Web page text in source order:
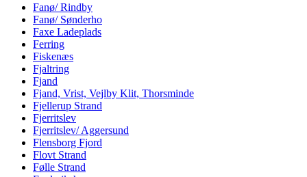
Fanø/ Rindby
Fanø/ Sønderho
Faxe Ladeplads
Ferring
Fiskenæs
Fjaltring
Fjand
Fjand, Vrist, Vejlby Klit, Thorsminde
Fjellerup Strand
Fjerritslev
Fjerritslev/ Aggersund
Flensborg Fjord
Flovt Strand
Følle Strand